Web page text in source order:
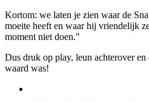
Kortom: we laten je zien waar de
moeite heeft en waar hij vriendelijk
moment niet doen."
Dus druk op play, leun achterover
waard was!